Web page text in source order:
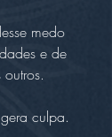
medo
e de
culpa.